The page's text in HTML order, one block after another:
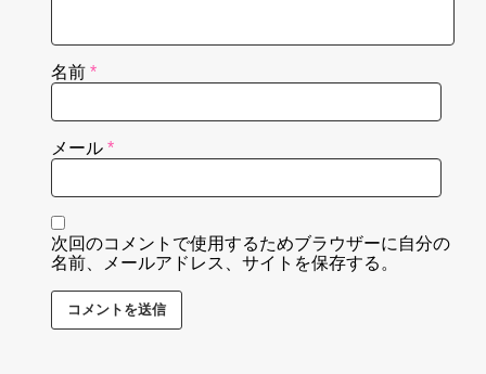
名前 *
メール *
次回のコメントで使用するためブラウザーに自分の
名前、メールアドレス、サイトを保存する。